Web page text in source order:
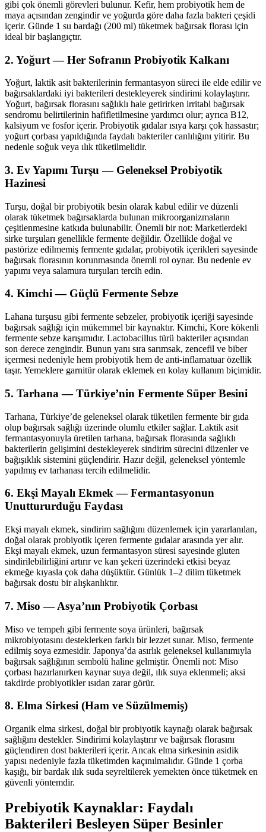
gibi çok önemli görevleri bulunur. Kefir, hem probiyotik hem de
maya açısından zengindir ve yoğurda göre daha fazla bakteri çeşidi
içerir. Günde 1 su bardağı (200 ml) tüketmek bağırsak florası için
ideal bir başlangıçtır.
2. Yoğurt — Her Sofranın Probiyotik Kalkanı
Yoğurt, laktik asit bakterilerinin fermantasyon süreci ile elde edilir ve
bağırsaklardaki iyi bakterileri destekleyerek sindirimi kolaylaştırır.
Yoğurt, bağırsak florasını sağlıklı hale getirirken irritabl bağırsak
sendromu belirtilerinin hafifletilmesine yardımcı olur; ayrıca B12,
kalsiyum ve fosfor içerir. Probiyotik gıdalar ısıya karşı çok hassastır;
yoğurt çorbası yapıldığında faydalı bakteriler canlılığını yitirir. Bu
nedenle soğuk veya ılık tüketilmelidir.
3. Ev Yapımı Turşu — Geleneksel Probiyotik
Hazinesi
Turşu, doğal bir probiyotik besin olarak kabul edilir ve düzenli
olarak tüketmek bağırsaklarda bulunan mikroorganizmaların
çeşitlenmesine katkıda bulunabilir. Önemli bir not: Marketlerdeki
sirke turşuları genellikle fermente değildir. Özellikle doğal ve
pastörize edilmemiş fermente gıdalar, probiyotik içerikleri sayesinde
bağırsak florasının korunmasında önemli rol oynar. Bu nedenle ev
yapımı veya salamura turşuları tercih edin.
4. Kimchi — Güçlü Fermente Sebze
Lahana turşusu gibi fermente sebzeler, probiyotik içeriği sayesinde
bağırsak sağlığı için mükemmel bir kaynaktır. Kimchi, Kore kökenli
fermente sebze karışımıdır. Lactobacillus türü bakteriler açısından
son derece zengindir. Bunun yanı sıra sarımsak, zencefil ve biber
içermesi nedeniyle hem probiyotik hem de anti-inflamatuar özellik
taşır. Yemeklere garnitür olarak eklemek en kolay kullanım biçimidir.
5. Tarhana — Türkiye’nin Fermente Süper Besini
Tarhana, Türkiye’de geleneksel olarak tüketilen fermente bir gıda
olup bağırsak sağlığı üzerinde olumlu etkiler sağlar. Laktik asit
fermantasyonuyla üretilen tarhana, bağırsak florasında sağlıklı
bakterilerin gelişimini destekleyerek sindirim sürecini düzenler ve
bağışıklık sistemini güçlendirir. Hazır değil, geleneksel yöntemle
yapılmış ev tarhanası tercih edilmelidir.
6. Ekşi Mayalı Ekmek — Fermantasyonun
Unuttururduğu Faydası
Ekşi mayalı ekmek, sindirim sağlığını düzenlemek için yararlanılan,
doğal olarak probiyotik içeren fermente gıdalar arasında yer alır.
Ekşi mayalı ekmek, uzun fermantasyon süresi sayesinde gluten
sindirilebilirliğini artırır ve kan şekeri üzerindeki etkisi beyaz
ekmeğe kıyasla çok daha düşüktür. Günlük 1–2 dilim tüketmek
bağırsak dostu bir alışkanlıktır.
7. Miso — Asya’nın Probiyotik Çorbası
Miso ve tempeh gibi fermente soya ürünleri, bağırsak
mikrobiyotasını desteklerken farklı bir lezzet sunar. Miso, fermente
edilmiş soya ezmesidir. Japonya’da asırlık geleneksel kullanımıyla
bağırsak sağlığının sembolü haline gelmiştir. Önemli not: Miso
çorbası hazırlanırken kaynar suya değil, ılık suya eklenmeli; aksi
takdirde probiyotikler ısıdan zarar görür.
8. Elma Sirkesi (Ham ve Süzülmemiş)
Organik elma sirkesi, doğal bir probiyotik kaynağı olarak bağırsak
sağlığını destekler. Sindirimi kolaylaştırır ve bağırsak florasını
güçlendiren dost bakterileri içerir. Ancak elma sirkesinin asidik
yapısı nedeniyle fazla tüketimden kaçınılmalıdır. Günde 1 çorba
kaşığı, bir bardak ılık suda seyreltilerek yemekten önce tüketmek en
güvenli yöntemdir.
Prebiyotik Kaynaklar: Faydalı
Bakterileri Besleyen Süper Besinler